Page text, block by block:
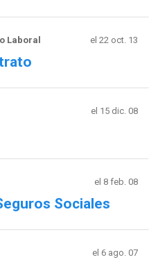
Laboral el 22 oct. 13
el 15 dic. 08
el 8 feb. 08
Sociales
el 6 ago. 07